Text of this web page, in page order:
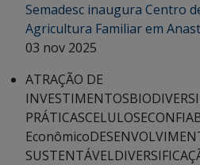
Semadesc inaugura Centro
Agricultura Familiar em
03 nov 2025
ATRAÇÃO DE
INVESTIMENTOS
PRÁTICASCELULOSE
Econômico
SUSTENTÁVEL